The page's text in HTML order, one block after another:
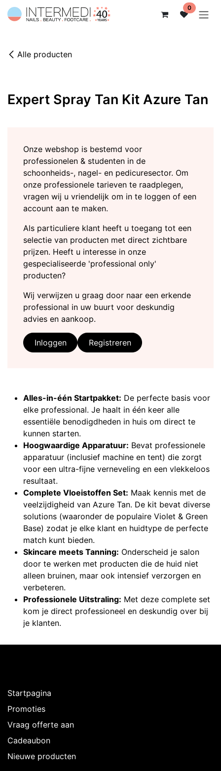
Overslaan naar inhoud 0
Alle producten
Niet op voorraad
Expert Spray Tan Kit Azure Tan
Alles-in-één Startpakket: De perfecte basis voor
elke professional. Je haalt in één keer alle
essentiële benodigdheden in huis om direct te
kunnen starten.
Hoogwaardige Apparatuur: Bevat professionele
apparatuur (inclusief machine en tent) die zorgt
voor een ultra-fijne verneveling en een vlekkeloos
resultaat.
Complete Vloeistoffen Set: Maak kennis met de
veelzijdigheid van Azure Tan. De kit bevat diverse
solutions (waaronder de populaire Violet & Green
Base) zodat je elke klant en huidtype de perfecte
match kunt bieden.
Skincare meets Tanning: Onderscheid je salon
door te werken met producten die de huid niet
alleen bruinen, maar ook intensief verzorgen en
verbeteren.
Professionele Uitstraling: Met deze complete set
kom je direct professioneel en deskundig over bij
je klanten.
Onze webshop is bestemd voor
professionelen & studenten in de
schoonheids-, nagel- en pedicuresector. Om
onze professionele tarieven te raadplegen,
vragen wij u vriendelijk om in te loggen of een
account aan te maken.
Als particuliere klant heeft u toegang tot een
selectie van producten met direct zichtbare
prijzen. Heeft u interesse in onze
gespecialiseerde 'professional only'
producten?
Wij verwijzen u graag door naar een erkende
professional in uw buurt voor deskundig
advies en aankoop.
Inloggen Registreren
Startpagina
Promoties
Vraag offerte aan
Cadeaubon
Nieuwe producten